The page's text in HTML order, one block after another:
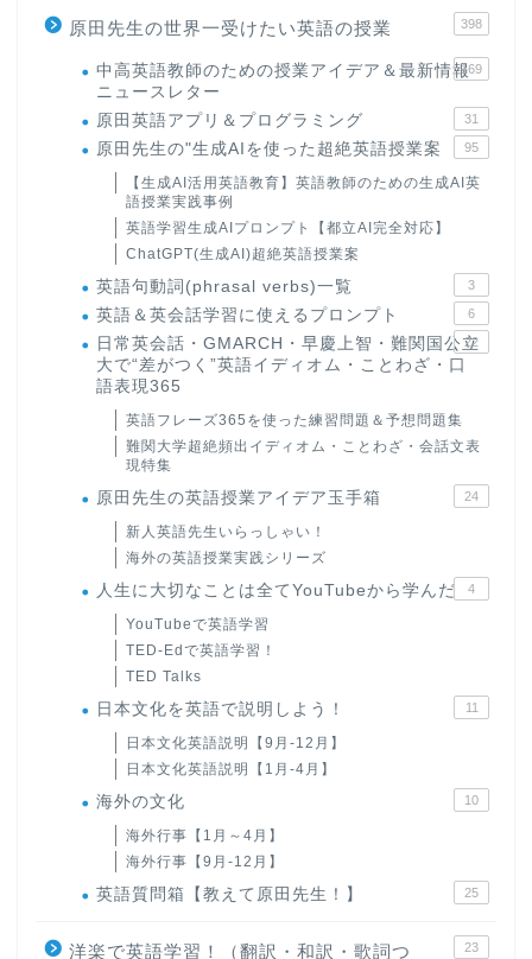
原田先生の世界一受けたい英語の授業 398
中高英語教師のための授業アイデア＆最新情報
ニュースレター
169
原田英語アプリ＆プログラミング 31
原田先生の"生成AIを使った超絶英語授業案 95
【生成AI活用英語教育】英語教師のための生成AI英
語授業実践事例
英語学習生成AIプロンプト【都立AI完全対応】
ChatGPT(生成AI)超絶英語授業案
英語句動詞(phrasal verbs)一覧 3
英語＆英会話学習に使えるプロンプト 6
日常英会話・GMARCH・早慶上智・難関国公立
大で“差がつく”英語イディオム・ことわざ・口
語表現365
22
英語フレーズ365を使った練習問題＆予想問題集
難関大学超絶頻出イディオム・ことわざ・会話文表
現特集
原田先生の英語授業アイデア玉手箱 24
新人英語先生いらっしゃい！
海外の英語授業実践シリーズ
人生に大切なことは全てYouTubeから学んだ 4
YouTubeで英語学習
TED-Edで英語学習！
TED Talks
日本文化を英語で説明しよう！ 11
日本文化英語説明【9月-12月】
日本文化英語説明【1月-4月】
海外の文化 10
海外行事【1月～4月】
海外行事【9月-12月】
英語質問箱【教えて原田先生！】 25
洋楽で英語学習！（翻訳・和訳・歌詞つ 23